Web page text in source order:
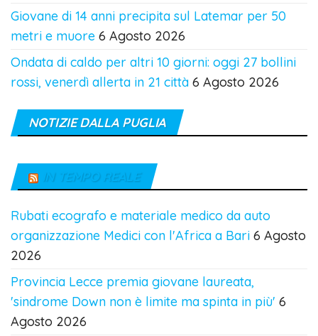
Giovane di 14 anni precipita sul Latemar per 50
metri e muore 6 Agosto 2026
Ondata di caldo per altri 10 giorni: oggi 27 bollini
rossi, venerdì allerta in 21 città 6 Agosto 2026
NOTIZIE DALLA PUGLIA
IN TEMPO REALE
Rubati ecografo e materiale medico da auto
organizzazione Medici con l'Africa a Bari 6 Agosto
2026
Provincia Lecce premia giovane laureata,
'sindrome Down non è limite ma spinta in più' 6
Agosto 2026